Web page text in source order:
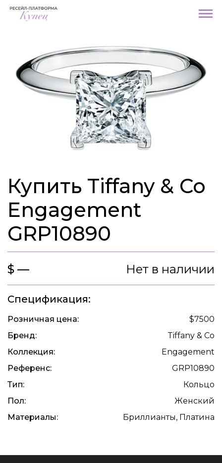
Купить Tiffany & Co
Engagement
GRP10890
$ — Нет в наличии
Спецификация:
Розничная цена:
$7500
Бренд:
Tiffany & Co
Коллекция:
Engagement
Референс:
GRP10890
Тип:
Кольцо
Пол:
Женский
Материалы:
Бриллианты, Платина